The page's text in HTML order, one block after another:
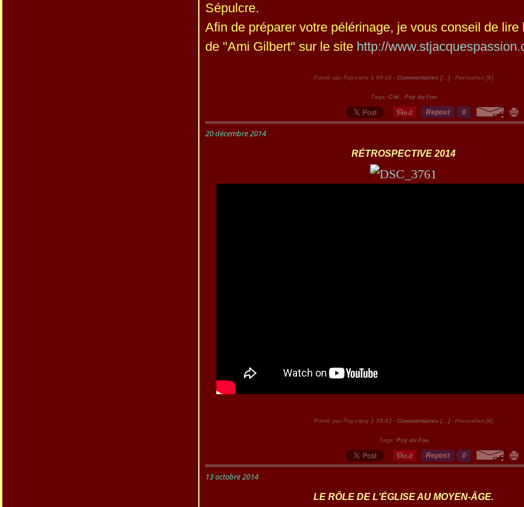
Sépulcre.
Afin de préparer votre pélérinage, je vous conseil de lire
de "Ami Gilbert" sur le site http://
Posté par Puystory à 00:16 - Commentaires [… ]- Permalien [#]
Tags: Cité Puy du Fou
Repost 0
20 décembre 2014
RÉTROSPECTIVE 2014
Posté par Puystory à 18:43 - Commentaires [… ]- Permalien [#]
Tags: Puy du Fou
Repost 0
13 octobre 2014
LE RÔLE DE L'ÉGLISE AU MOYEN-ÂGE.